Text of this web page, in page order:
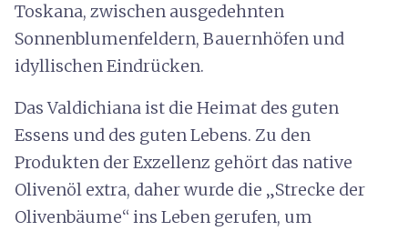
Toskana, zwischen ausgedehnten
Sonnenblumenfeldern, Bauernhöfen und
idyllischen Eindrücken.
Das Valdichiana ist die Heimat des guten
Essens und des guten Lebens. Zu den
Produkten der Exzellenz gehört das native
Olivenöl extra, daher wurde die „Strecke der
Olivenbäume“ ins Leben gerufen, um